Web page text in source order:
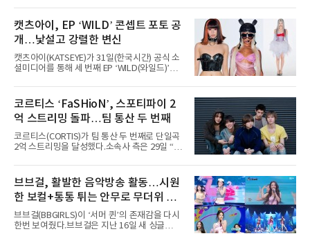
코르티스 등 K팝 스타들이 출연진 명단에 이름
을 올렸다.이날 에스파는
AxMxP는 데뷔 전부터 버스킹과 각종 페스티벌,
공연 무대에 오르며 실전 경험을 쌓아왔다.이들
은 소속사 패밀리 콘서트를 비롯해 '뷰티풀 민트
라이프 2025', '2025 부산국제록페스티벌' 등 대
형 무대에 잇달아 출연해 당찬 에너지와 풋풋한
매력으로 음악팬들의 눈도장을 찍었다.이후
AxMxP는 '카운트다운 판타지 2025-2026',
정적인 실력을 입증했고, 올해 '2026 어썸뮤직
페스티벌', '뷰티풀 민트 라이프 2026', '2026
캣츠아이, EP ‘WILD’ 콘셉트 포토 공
개…낯설고 강렬한 변신
캣츠아이(KATSEYE)가 31일(한국시간) 공식 소
셜미디어를 통해 세 번째 EP ‘WILD(와일드)’의
heart(와일드 하트)’라는 제목이 붙은 콘셉트 포
토에는 멤버들의 본능적이고 야성적인 면모가
강렬하게 담겼다. 짙은 아이섀도와 푸른빛·금빛·
붉은빛의 컬러 렌즈가 비현실적인 분위기를 자
아내고, 여러 원색이 불규칙하게 뒤섞인 멀티컬
러 헤어와 과감한 블루·블랙 립 메이크업이 낯설
고도 매혹적인 비주얼을 완성했다.스타일링 역
엣을 거침없이 결합했다. 멤버들은 각기 다른 개
성을 살린 스타일링을 선
코르티스 ‘FaSHioN’, 스포티파이 2
억 스트리밍 돌파…팀 통산 두 번째
코르티스(CORTIS)가 팀 통산 두 번째로 단일곡
2억 스트리밍을 달성했다.소속사 측은 29일 “코
벌 오디오·음원 스트리밍 플랫폼 스포티파이에
서 27일 자로 누적 재생 수 2억 회를 돌파했
다”고 밝혔다.곡이 발표된 지 약 10개월 만이다.
팀의 첫 번째 2억 스트리밍 곡은 동일 음반에 수
록된 ‘GO!’다. 이 노래는 공개 약 9개월 만인 지
난달 26일 자에 2억 고지를 밟았다. 이는 최근 5
년 내 데뷔한 보이그룹의 곡 중 최단기 2억 달성
브브걸, 활발한 음악방송 활동…시원
한 보컬+통통 튀는 안무로 무더위 사
냥
브브걸(BBGIRLS)이 ‘서머 퀸’의 존재감을 다시
한번 보여줬다.브브걸은 지난 16일 새 싱글